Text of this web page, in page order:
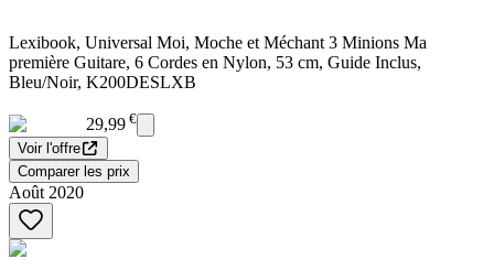
Lexibook, Universal Moi, Moche et Méchant 3 Minions Ma
première Guitare, 6 Cordes en Nylon, 53 cm, Guide Inclus,
Bleu/Noir, K200DESLXB
29,99 €
Voir l'offre
Comparer les prix
Août 2020